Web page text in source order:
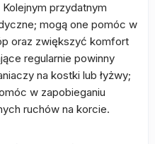
przydatnym
mogą one pomóc w
oraz zwiększyć komfort
regularnie powinny
na kostki lub łyżwy;
w zapobieganiu
ruchów na korcie.